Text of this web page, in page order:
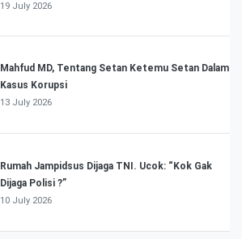
19 July 2026
Mahfud MD, Tentang Setan Ketemu Setan Dalam
Kasus Korupsi
13 July 2026
Rumah Jampidsus Dijaga TNI. Ucok: “Kok Gak
Dijaga Polisi ?”
10 July 2026